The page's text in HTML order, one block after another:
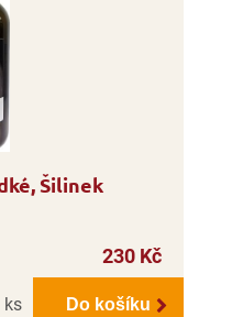
Šilinek
230 Kč
ks
Do košíku